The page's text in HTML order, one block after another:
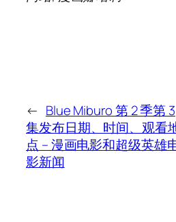
← Blue Miburo 第 2 季第 3
集发布日期、时间、观看
点 – 漫画电影和超级英雄
影新闻